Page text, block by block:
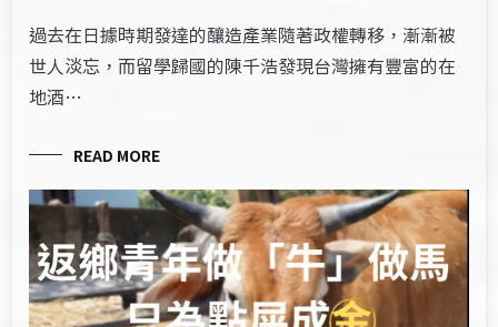
過去在日據時期發達的釀造產業隨著政權轉移，漸漸被
世人淡忘，而留學歸國的陳千浩發現台灣擁有豐富的在
地酒…
READ MORE